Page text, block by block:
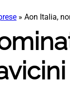
» Aon Italia,